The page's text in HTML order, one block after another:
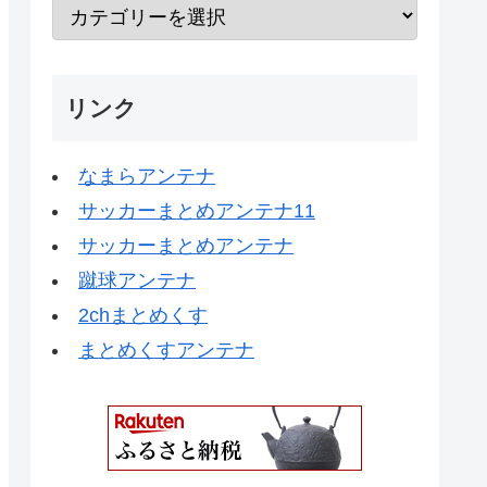
リンク
なまらアンテナ
サッカーまとめアンテナ11
サッカーまとめアンテナ
蹴球アンテナ
2chまとめくす
まとめくすアンテナ